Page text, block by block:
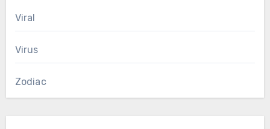
Viral
Virus
Zodiac